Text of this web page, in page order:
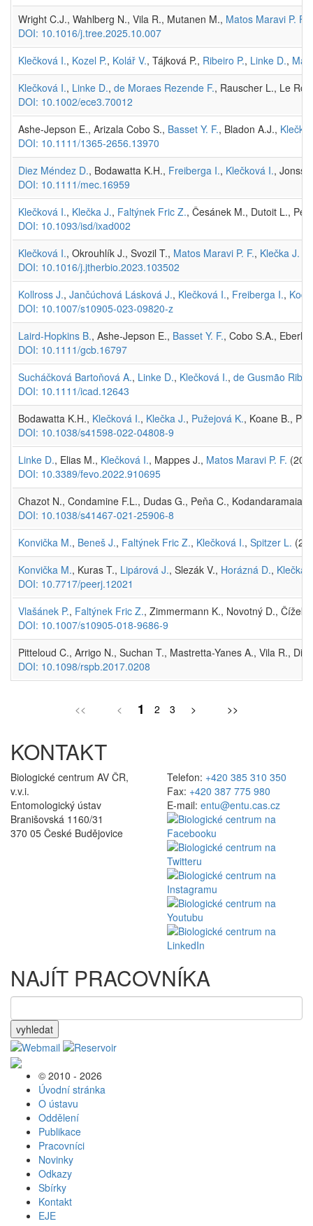
Wright C.J., Wahlberg N., Vila R., Mutanen M., Matos Maravi P. F.
DOI: 10.1016/j.tree.2025.10.007
Klečková I., Kozel P., Kolář V., Tájková P., Ribeiro P., Linke D.,
Klečková I., Linke D., de Moraes Rezende F., Rauscher L., Le
DOI: 10.1002/ece3.70012
Ashe-Jepson E., Arizala Cobo S., Basset Y. F., Bladon A.J.,
DOI: 10.1111/1365-2656.13970
Diez Méndez D., Bodawatta K.H., Freiberga I., Klečková I.,
DOI: 10.1111/mec.16959
Klečková I., Klečka J., Faltýnek Fric Z., Česánek M., Dutoit L.,
DOI: 10.1093/isd/ixad002
Klečková I., Okrouhlík J., Svozil T., Matos Maravi P. F., Klečka J.
DOI: 10.1016/j.jtherbio.2023.103502
Kollross J., Jančúchová Lásková J., Klečková I., Freiberga I.,
DOI: 10.1007/s10905-023-09820-z
Laird-Hopkins B., Ashe-Jepson E., Basset Y. F., Cobo S.A.,
DOI: 10.1111/gcb.16797
Sucháčková Bartoňová A., Linke D., Klečková I., de Gusmão
DOI: 10.1111/icad.12643
Bodawatta K.H., Klečková I., Klečka J., Pužejová K., Koane B.,
DOI: 10.1038/s41598-022-04808-9
Linke D., Elias M., Klečková I., Mappes J., Matos Maravi P. F.
DOI: 10.3389/fevo.2022.910695
Chazot N., Condamine F.L., Dudas G., Peňa C.,
DOI: 10.1038/s41467-021-25906-8
Konvička M., Beneš J., Faltýnek Fric Z., Klečková I., Spitzer L.
Konvička M., Kuras T., Lipárová J., Slezák V., Horázná D., Klečka
DOI: 10.7717/peerj.12021
Vlašánek P., Faltýnek Fric Z., Zimmermann K., Novotný D., Čížek
DOI: 10.1007/s10905-018-9686-9
Pitteloud C., Arrigo N., Suchan T., Mastretta-Yanes A., Vila R.,
DOI: 10.1098/rspb.2017.0208
<< < 1 2 3 > >>
KONTAKT
Biologické centrum AV ČR,
v.v.i.
Entomologický ústav
Branišovská 1160/31
370 05 České Budějovice
Telefon: +420 385 310 350
Fax: +420 387 775 980
E-mail: entu@entu.cas.cz
NAJÍT PRACOVNÍKA
vyhledat
© 2010 - 2026
Úvodní stránka
O ústavu
Oddělení
Publikace
Pracovníci
Novinky
Odkazy
Sbírky
Kontakt
EJE